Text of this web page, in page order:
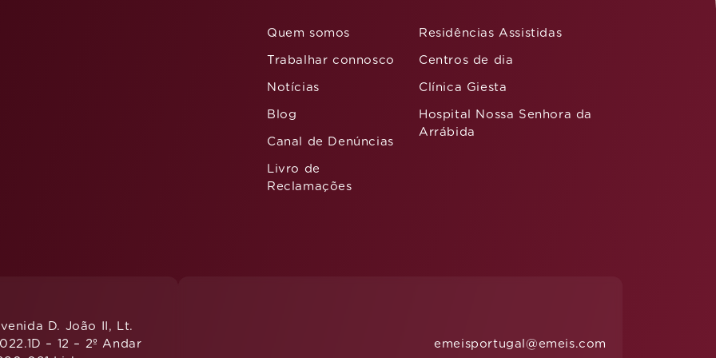
Quem somos
Trabalhar connosco
Notícias
Blog
Canal de Denúncias
Livro de
Reclamações
Residências Assistidas
Centros de dia
Clínica Giesta
Hospital Nossa Senhora da
Arrábida
D. João II, Lt.
– 12 – 2º Andar
emeisportugal@emeis.com